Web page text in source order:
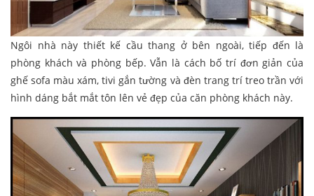
Ngôi nhà này thiết kế cầu thang ở bên ngoài, tiếp đến là
phòng khách và phòng bếp. Vẫn là cách bố trí đơn giản của
ghế sofa màu xám, tivi gắn tường và đèn trang trí treo trần với
hình dáng bắt mắt tôn lên vẻ đẹp của căn phòng khách này.